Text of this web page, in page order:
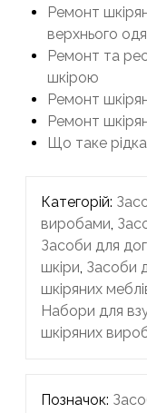
Ремонт
верхнього
Ремонт та
шкірою
Ремонт
Ремонт
Що таке
Категорій:
виробами,
Засоби для
шкіри, Засоби
шкіряних
Набори для
шкіряних
Позначок: